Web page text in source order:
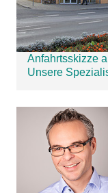
Anfahrtsskizze
Unsere